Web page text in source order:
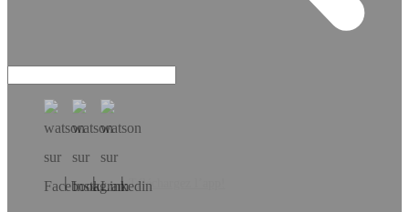
Téléchargez l’app!